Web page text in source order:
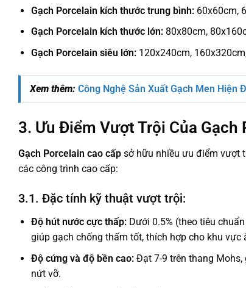
Gạch Porcelain kích thước trung bình:60x60cm,
Gạch Porcelain kích thước lớn:80x80cm,
Gạch Porcelain siêu lớn:120x240cm,
Xem thêm: Công Nghệ Sản Xuất Gạch Men Hiện
3. Ưu Điểm Vượt Trội Của Gạch
Gạch Porcelain cao cấp sở hữu nhiều ưu điểm vượt
các công trình cao cấp:
3.1. Đặc tính kỹ thuật vượt trội:
Độ hút nước cực thấp:Dưới 0.5% (theo tiêu
giúp gạch chống thấm tốt, thích hợp cho khu vực
Độ cứng và độ bền cao:Đạt 7-9 trên thang Mohs,
nứt vỡ.